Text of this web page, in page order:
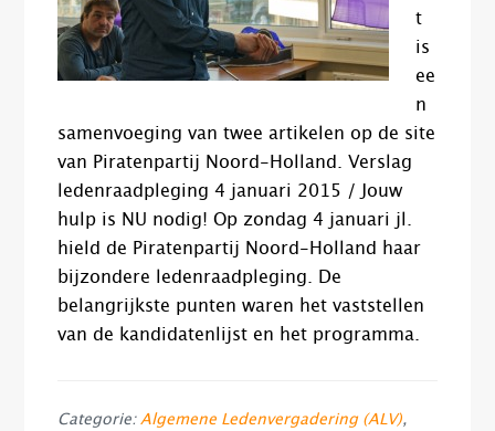
t
is
ee
n
samenvoeging van twee artikelen op de site
van Piratenpartij Noord-Holland. Verslag
ledenraadpleging 4 januari 2015 / Jouw
hulp is NU nodig! Op zondag 4 januari jl.
hield de Piratenpartij Noord-Holland haar
bijzondere ledenraadpleging. De
belangrijkste punten waren het vaststellen
van de kandidatenlijst en het programma.
Categorie: Algemene Ledenvergadering (ALV),